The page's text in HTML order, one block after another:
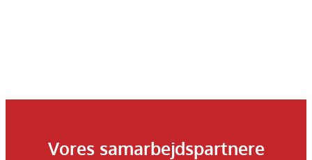
Vores samarbejdspartnere